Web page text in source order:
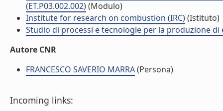
(ET.P03.002.002)(Modulo)
Institute for research on combustion (IRC)(Istituto)
Studio di processi e tecnologie per la produzione di
Autore CNR
FRANCESCO SAVERIO MARRA(Persona)
Incoming links: